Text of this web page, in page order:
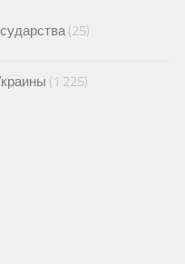
(25)
(1 225)